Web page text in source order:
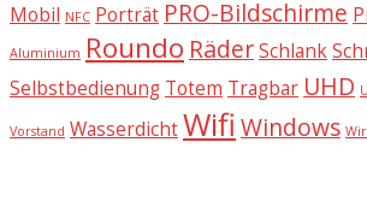
Mobil NFC Porträt PRO-Bildschirme
Aluminium Roundo RäderSchlank
Selbstbedienung Totem Tragbar UHD
Vorstand WasserdichtWifi Windows